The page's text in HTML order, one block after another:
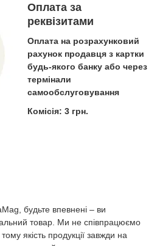
Оплата за
реквізитами
Оплата на розрахунковий
рахунок продавця з картки
будь-якого банку або через
термінали
самообслуговування
Комісія: 3 грн.
будьте впевнені – ви
товар. Ми не співпрацюємо
якість продукції завжди на